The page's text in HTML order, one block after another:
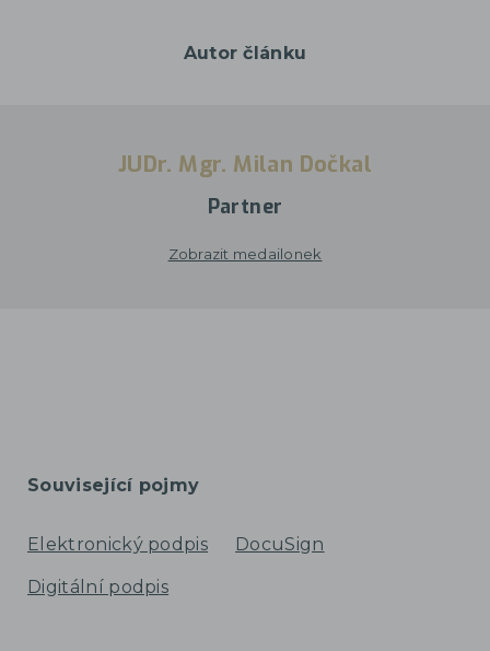
Autor článku
JUDr. Mgr. Milan Dočkal
Partner
Zobrazit medailonek
Související pojmy
Elektronický podpis DocuSign
Digitální podpis